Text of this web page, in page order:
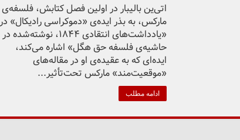
اتی‌ین بالیبار در اولین فصل کتابش، فلسفه‌ی
مارکس، به بذر ایده‌ی «دموکراسی رادیکال» در
«یادداشت‌های انتقادی 1844، نوشته‌شده در
حاشیه‌ی فلسفه حق هگل» اشاره می‌کند،
ایده‌ای که به عقیده‌ی او در مقاله‌های
«موقعیت‌مند» مارکس تحت‌تأثیر...
ادامه مطلب